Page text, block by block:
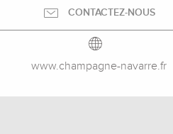
CONTACTEZ-NOUS
www.champagne-navarre.fr